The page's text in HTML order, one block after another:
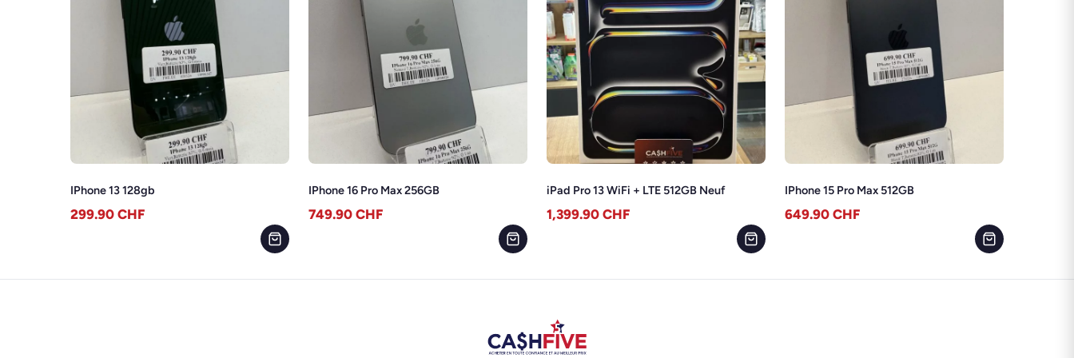
IPhone 13 128gb
299.90 CHF
IPhone 16 Pro Max 256GB
749.90 CHF
iPad Pro 13 WiFi + LTE 512GB Neuf
1,399.90 CHF
IPhone 15 Pro Max 512GB
649.90 CHF